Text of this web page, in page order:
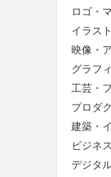
ロゴ・
イラス
映像・
グラフ
工芸・
プロダ
建築・
ビジネ
デジタ